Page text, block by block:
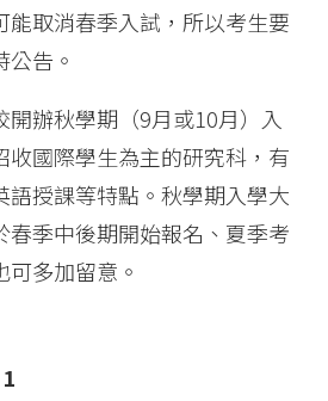
能取消春季入試，所以考生要
告。
開辦秋學期（9月或10月）入
收國際學生為主的研究科，有
語授課等特點。秋學期入學大
春季中後期開始報名、夏季考
多加留意。